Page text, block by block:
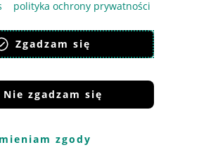
polityka ochrony prywatności
Zgadzam się
Nie zgadzam się
zgody
akceptacjęregulaminu